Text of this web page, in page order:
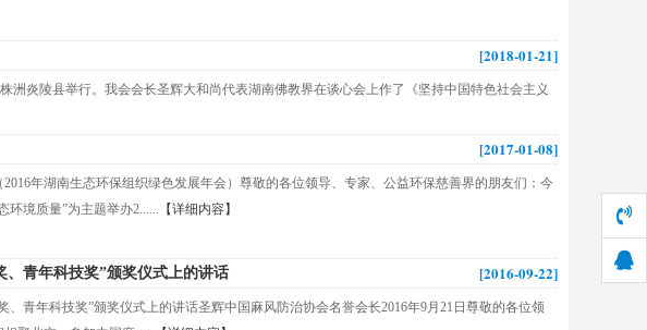
[2018-01-21]
洲炎陵县举行。我会会长圣辉大和尚代表湖南佛教界在谈心会上作了《坚持中国特色社会主义
[2017-01-08]
年湖南生态环保组织绿色发展年会）尊敬的各位领导、专家、公益环保慈善界的朋友们：今
环境质量”为主题举办2...... 【详细内容】
[2016-09-22]
青年科技奖”颁奖仪式上的讲话
青年科技奖”颁奖仪式上的讲话圣辉中国麻风防治协会名誉会长2016年9月21日尊敬的各位领